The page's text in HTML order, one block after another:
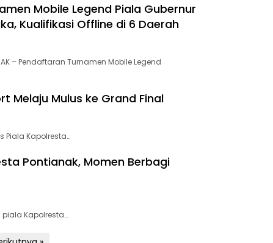
Mobile Legend Piala Gubernur
Kualifikasi Offline di 6 Daerah
– Pendaftaran Turnamen Mobile Legend
Melaju Mulus ke Grand Final
Piala Kapolresta…
Pontianak, Momen Berbagi
piala Kapolresta…